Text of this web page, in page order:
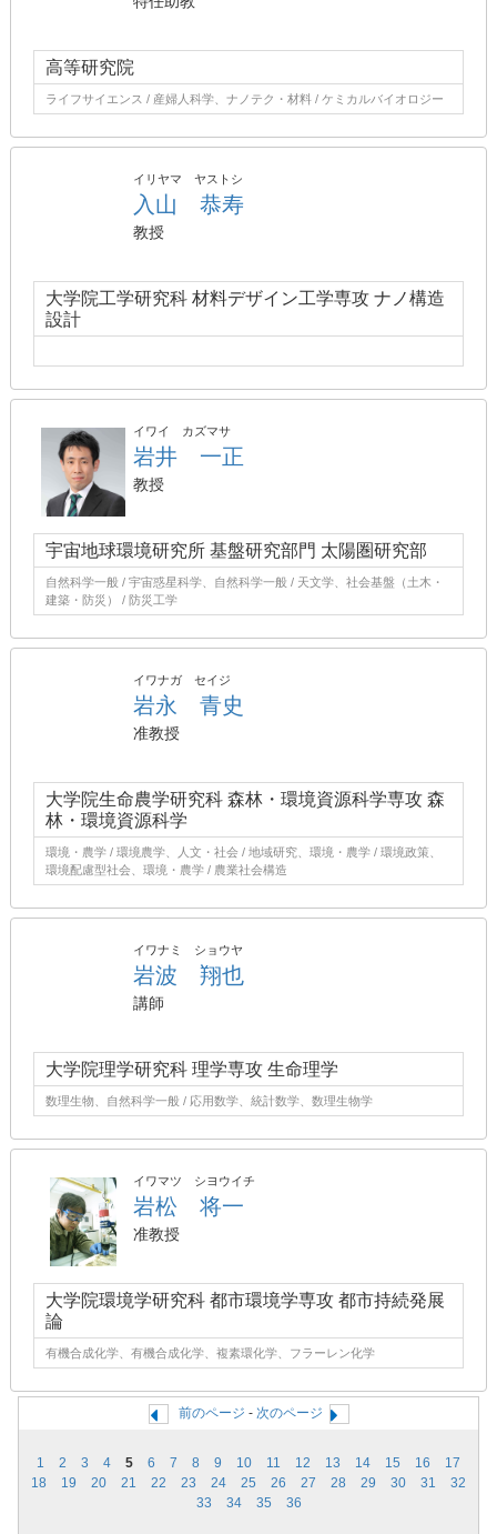
高等研究院
ライフサイエンス / 産婦人科学、ナノテク・材料 / ケミカルバイオロジー
イリヤマ ヤストシ
入山 恭寿
教授
大学院工学研究科 材料デザイン工学専攻 ナノ構造
設計
イワイ カズマサ
岩井 一正
教授
宇宙地球環境研究所 基盤研究部門 太陽圏研究部
自然科学一般 / 宇宙惑星科学、自然科学一般 / 天文学、社会基盤（土木・
建築・防災） / 防災工学
イワナガ セイジ
岩永 青史
准教授
大学院生命農学研究科 森林・環境資源科学専攻 森
林・環境資源科学
環境・農学 / 環境農学、人文・社会 / 地域研究、環境・農学 / 環境政策、
環境配慮型社会、環境・農学 / 農業社会構造
イワナミ ショウヤ
岩波 翔也
講師
大学院理学研究科 理学専攻 生命理学
数理生物、自然科学一般 / 応用数学、統計数学、数理生物学
イワマツ シヨウイチ
岩松 将一
准教授
大学院環境学研究科 都市環境学専攻 都市持続発展
論
有機合成化学、有機合成化学、複素環化学、フラーレン化学
前のページ - 次のページ
1 2 3 4 5 6 7 8 9 10 11 12 13 14 15 16
17
18
19 20 21 22 23 24 25 26 27 28 29 30 31
32
33
34 35 36